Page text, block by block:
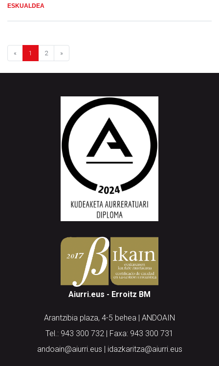
ESKUALDEA
« 1 2 »
Aiurri.eus - Erroitz BM
Arantzibia plaza, 4-5 behea | ANDOAIN
Tel.: 943 300 732 | Faxa: 943 300 731
andoain@aiurri.eus | idazkaritza@aiurri.eus